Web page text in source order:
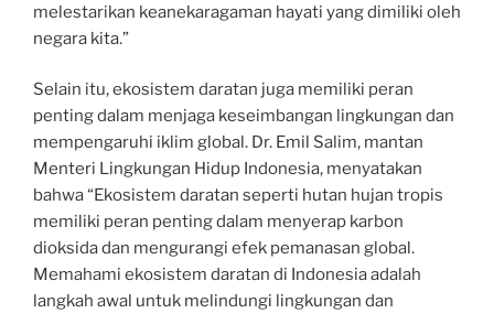
melestarikan keanekaragaman hayati yang dimiliki oleh
negara kita.”
Selain itu, ekosistem daratan juga memiliki peran
penting dalam menjaga keseimbangan lingkungan dan
mempengaruhi iklim global. Dr. Emil Salim, mantan
Menteri Lingkungan Hidup Indonesia, menyatakan
bahwa “Ekosistem daratan seperti hutan hujan tropis
memiliki peran penting dalam menyerap karbon
dioksida dan mengurangi efek pemanasan global.
Memahami ekosistem daratan di Indonesia adalah
langkah awal untuk melindungi lingkungan dan